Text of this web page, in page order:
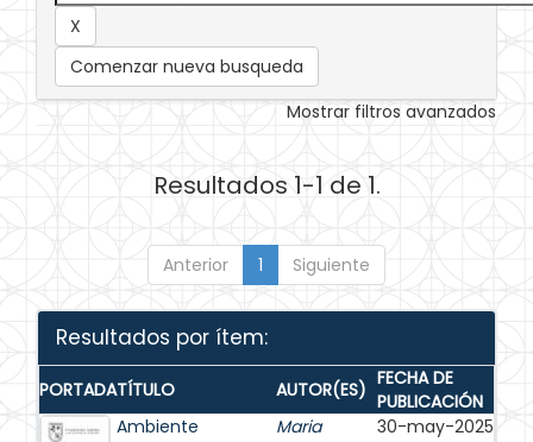
Comenzar nueva busqueda
Mostrar filtros avanzados
Resultados 1-1 de 1.
Anterior 1 Siguiente
Resultados por ítem:
PORTADATÍTULO AUTOR(ES) FECHA DE
PUBLICACIÓN
Ambiente
Maria
30-may-2025